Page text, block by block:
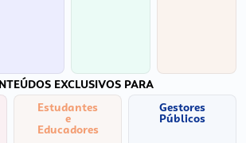
EXCLUSIVOS PARA
Estudantes
e
Educadores
Gestores
Públicos